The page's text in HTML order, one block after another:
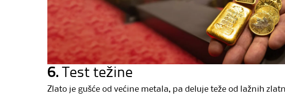
6. Test težine
Zlato je gušće od većine metala, pa deluje teže od lažnih